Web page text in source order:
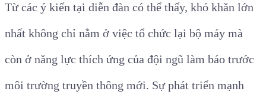
Từ các ý kiến tại diễn đàn có thể thấy, khó khăn lớn
nhất không chỉ nằm ở việc tổ chức lại bộ máy mà
còn ở năng lực thích ứng của đội ngũ làm báo trước
môi trường truyền thông mới. Sự phát triển mạnh